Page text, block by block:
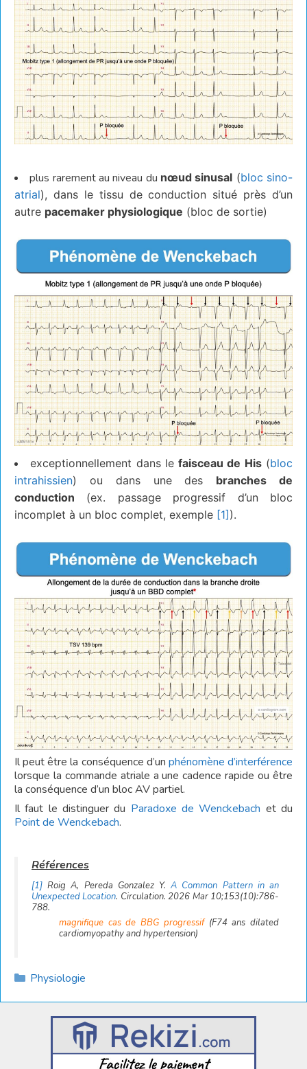
plus rarement au niveau du nœud sinusal (bloc sino-
atrial), dans le tissu de conduction situé près d’un
autre pacemaker physiologique (bloc de sortie)
exceptionnellement dans lefaisceau de His(bloc
intrahissien) ou dans une des branches de
conduction (ex. passage progressif d’un bloc
incomplet à un bloc complet, exemple [1] ).
Il peut être la conséquence d’un phénomène d’interférence
lorsque la commande atriale a une cadence rapide ou être
la conséquence d’un bloc AV partiel.
Il faut le distinguer du Paradoxe de Wenckebach et du
Point de Wenckebach.
[1] Roig A, Pereda Gonzalez Y.A Common Pattern in an
Unexpected Location. Circulation. 2026 Mar 10;153(10):786-
788.
magnifique cas de BBG progressif(F74 ans dilated
cardiomyopathy and hypertension)
Catégories
Physiologie